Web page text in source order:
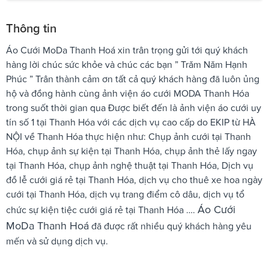
Thông tin
Áo Cưới MoDa Thanh Hoá xin trân trọng gửi tới quý khách
hàng lời chúc sức khỏe và chúc các bạn ” Trăm Năm Hạnh
Phúc ” Trân thành cảm ơn tất cả quý khách hàng đã luôn ủng
hộ và đồng hành cùng ảnh viện áo cưới MODA Thanh Hóa
trong suốt thời gian qua Được biết đến là ảnh viện áo cưới uy
tín số 1 tại Thanh Hóa với các dịch vụ cao cấp do EKIP từ HÀ
NỘI về Thanh Hóa thực hiện như: Chụp ảnh cưới tại Thanh
Hóa, chụp ảnh sự kiện tại Thanh Hóa, chụp ảnh thẻ lấy ngay
tại Thanh Hóa, chụp ảnh nghệ thuật tại Thanh Hóa, Dịch vụ
đồ lễ cưới giá rẻ tại Thanh Hóa, dịch vụ cho thuê xe hoa ngày
cưới tại Thanh Hóa, dịch vụ trang điểm cô dâu, dịch vụ tổ
chức sự kiện tiệc cưới giá rẻ tại Thanh Hóa …. Áo Cưới
MoDa Thanh Hoá đã được rất nhiều quý khách hàng yêu
mến và sử dụng dịch vụ.